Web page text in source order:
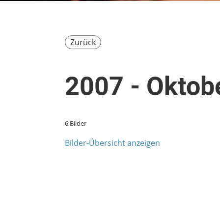
Zurück
2007 -
6 Bilder
Bilder-Übersicht anzeigen